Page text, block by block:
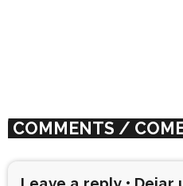
COMMENTS /